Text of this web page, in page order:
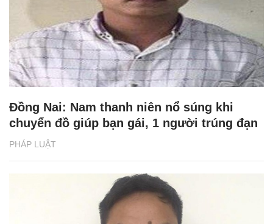
PHÁP LUẬT
Đồng Nai: Nam thanh niên nổ súng khi
chuyển đồ giúp bạn gái, 1 người trúng đạn